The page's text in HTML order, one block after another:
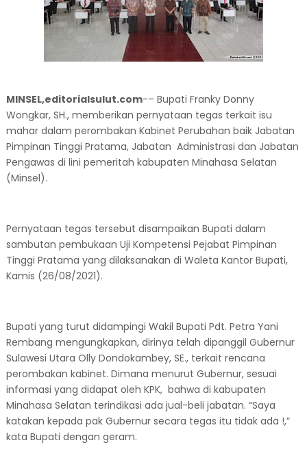
MINSEL,editorialsulut.com-– Bupati Franky Donny
Wongkar, SH., memberikan pernyataan tegas terkait isu
mahar dalam perombakan Kabinet Perubahan baik Jabatan
Pimpinan Tinggi Pratama, Jabatan Administrasi dan Jabatan
Pengawas di lini pemeritah kabupaten Minahasa Selatan
(Minsel).
Pernyataan tegas tersebut disampaikan Bupati dalam
sambutan pembukaan Uji Kompetensi Pejabat Pimpinan
Tinggi Pratama yang dilaksanakan di Waleta Kantor Bupati,
Kamis (26/08/2021).
Bupati yang turut didampingi Wakil Bupati Pdt. Petra Yani
Rembang mengungkapkan, dirinya telah dipanggil Gubernur
Sulawesi Utara Olly Dondokambey, SE., terkait rencana
perombakan kabinet. Dimana menurut Gubernur, sesuai
informasi yang didapat oleh KPK, bahwa di kabupaten
Minahasa Selatan terindikasi ada jual-beli jabatan. “Saya
katakan kepada pak Gubernur secara tegas itu tidak ada !,”
kata Bupati dengan geram.